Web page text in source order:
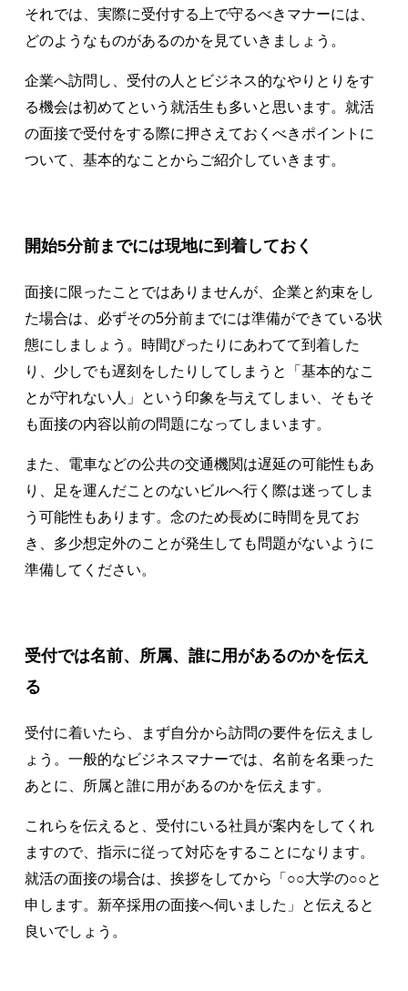
それでは、実際に受付する上で守るべきマナーには、
どのようなものがあるのかを見ていきましょう。
企業へ訪問し、受付の人とビジネス的なやりとりをす
る機会は初めてという就活生も多いと思います。就活
の面接で受付をする際に押さえておくべきポイントに
ついて、基本的なことからご紹介していきます。
開始5分前までには現地に到着しておく
面接に限ったことではありませんが、企業と約束をし
た場合は、必ずその5分前までには準備ができている状
態にしましょう。時間ぴったりにあわてて到着した
り、少しでも遅刻をしたりしてしまうと「基本的なこ
とが守れない人」という印象を与えてしまい、そもそ
も面接の内容以前の問題になってしまいます。
また、電車などの公共の交通機関は遅延の可能性もあ
り、足を運んだことのないビルへ行く際は迷ってしま
う可能性もあります。念のため長めに時間を見てお
き、多少想定外のことが発生しても問題がないように
準備してください。
受付では名前、所属、誰に用があるのかを伝え
る
受付に着いたら、まず自分から訪問の要件を伝えまし
ょう。一般的なビジネスマナーでは、名前を名乗った
あとに、所属と誰に用があるのかを伝えます。
これらを伝えると、受付にいる社員が案内をしてくれ
ますので、指示に従って対応をすることになります。
就活の面接の場合は、挨拶をしてから「○○大学の○○と
申します。新卒採用の面接へ伺いました」と伝えると
良いでしょう。